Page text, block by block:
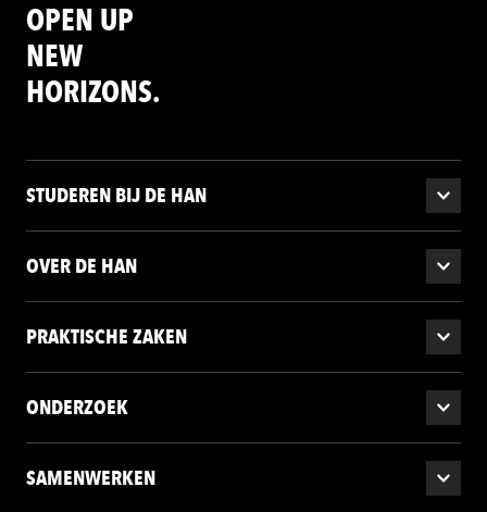
OPEN UP
NEW
HORIZONS.
STUDEREN BIJ DE HAN
OVER DE HAN
PRAKTISCHE ZAKEN
ONDERZOEK
SAMENWERKEN